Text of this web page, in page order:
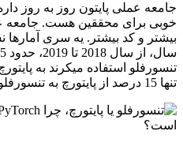
جامعه عملی پایتون روز به روز
خوبی برای محققین هست. جامعه
بیشتر و کد بیشتر. یه سری
تنسورفلو استفاده میکرند به
تنها 15 درصد از پایتورچ به تنسورفلو روی آورده اند.